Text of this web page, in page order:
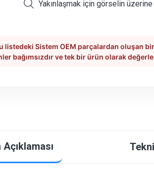
Yakınlaşmak için görselin
listedeki Sistem OEM parçalardan oluşan
bağımsızdır ve tek bir ürün olarak
Açıklaması